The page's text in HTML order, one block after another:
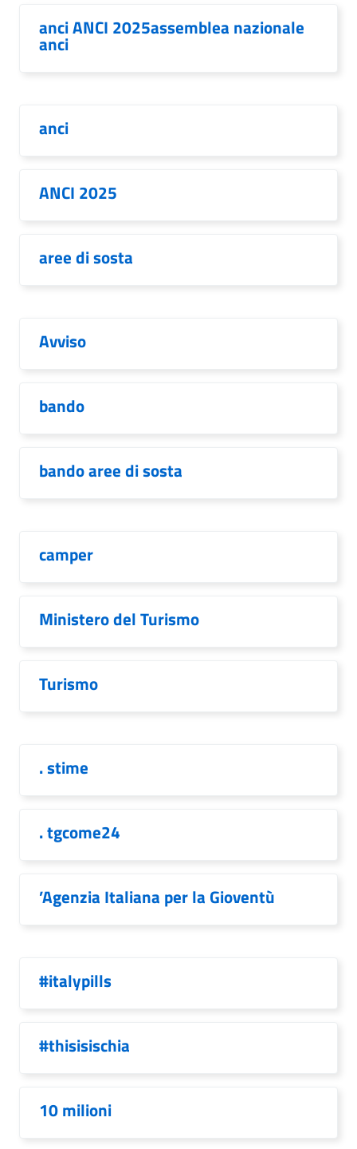
anci ANCI 2025assemblea nazionale
anci
anci
ANCI 2025
aree di sosta
Avviso
bando
bando aree di sosta
camper
Ministero del Turismo
Turismo
. stime
. tgcome24
’Agenzia Italiana per la Gioventù
#italypills
#thisisischia
10 milioni